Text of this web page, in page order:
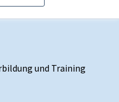
und Training